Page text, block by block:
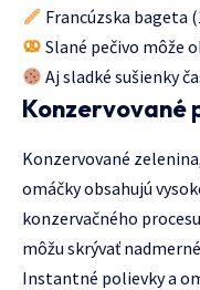
Francúzska bageta
Slané pečivo môže
Aj sladké sušienky
Konzervované
omáčky obsahujú
konzervačného
môžu skrývať
Instantné polievky a